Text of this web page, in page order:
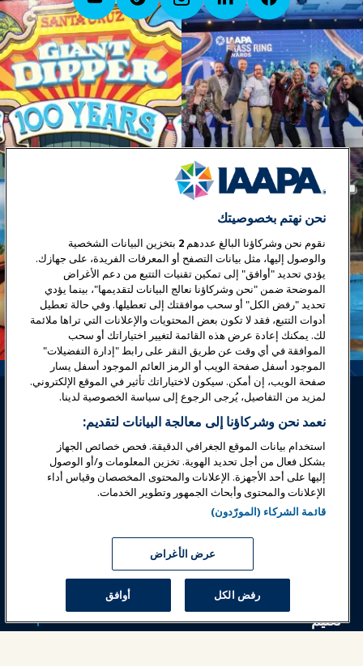
تسجيل الدخول انضم الآن
جوائز المهن
اتصل
أخبار وعالم المرح
تعليم
نحن نهتم بخصوصيتك
نقوم نحن وشركاؤنا البالغ عددهم 2 بتخزين البيانات الشخصية
والوصول إليها، مثل بيانات التصفح أو المعرفات الفريدة، على جهازك.
يؤدي تحديد "أوافق" إلى تمكين تقنيات التتبع من دعم الأغراض
الموضحة ضمن "نحن وشركاؤنا نعالج البيانات لتقديمها"، بينما يؤدي
تحديد "رفض الكل" أو سحب موافقتك إلى تعطيلها. وفي حالة تعطيل
أدوات التتبع، فقد لا تكون بعض المحتويات والإعلانات التي تراها ملائمة
لك. يمكنك إعادة عرض هذه القائمة لتغيير اختياراتك أو سحب
الموافقة في أي وقت عن طريق النقر على رابط "إدارة التفضيلات"
الموجود أسفل صفحة الويب أو الرمز العائم الموجود أسفل يسار
صفحة الويب، إن أمكن. سيكون لاختياراتك تأثير في الموقع الإلكتروني.
لمزيد من التفاصيل، يُرجى الرجوع إلى سياسة الخصوصية لدينا.
نعمد نحن وشركاؤنا إلى معالجة البيانات لتقديم:
استخدام بيانات الموقع الجغرافي الدقيقة. فحص خصائص الجهاز
بشكل فعال من أجل تحديد الهوية. تخزين المعلومات و/أو الوصول
إليها على أحد الأجهزة. الإعلانات والمحتوى المخصصان وقياس أداء
الإعلانات والمحتوى وأبحاث الجمهور وتطوير الخدمات.
قائمة الشركاء (المورّدون)
عرض الأغراض
رفض الكل أوافق